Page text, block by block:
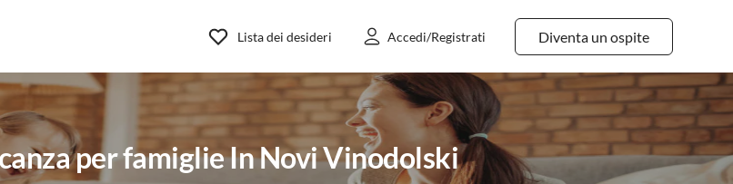
Diventa un ospite
Lista dei desideri Accedi/Registrati
per famiglie In Novi Vinodolski